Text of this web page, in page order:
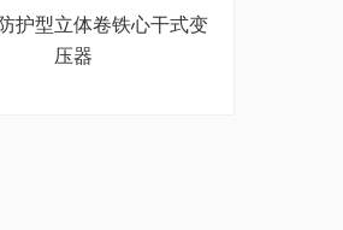
护型立体卷铁心干式变
压器